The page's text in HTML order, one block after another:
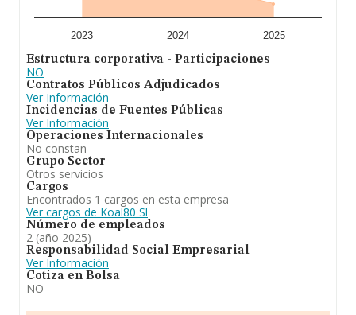
2023 2024 2025
Estructura corporativa - Participaciones
NO
Contratos Públicos Adjudicados
Ver Información
Incidencias de Fuentes Públicas
Ver Información
Operaciones Internacionales
No constan
Grupo Sector
Otros servicios
Cargos
Encontrados 1 cargos en esta empresa
Ver cargos de Koal80 Sl
Número de empleados
2 (año 2025)
Responsabilidad Social Empresarial
Ver Información
Cotiza en Bolsa
NO